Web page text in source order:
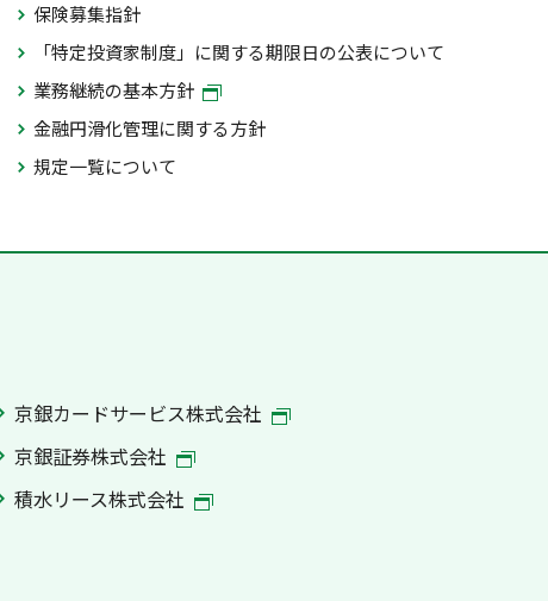
保険募集指針
「特定投資家制度」に関する期限日の公表について
業務継続の基本方針
金融円滑化管理に関する方針
規定一覧について
京銀カードサービス株式会社
京銀証券株式会社
積水リース株式会社